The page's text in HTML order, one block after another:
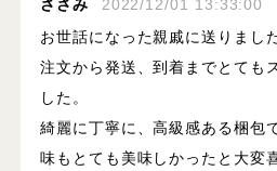
ささみ
2022/12/01 13:33:00
お世話になった親戚に送りました
注文から発送、到着までとても
した。
綺麗に丁寧に、高級感ある梱包
味もとても美味しかったと大変